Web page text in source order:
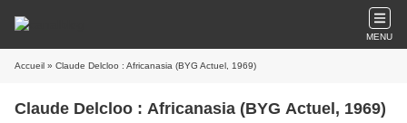
MENU
Accueil » Claude Delcloo : Africanasia (BYG Actuel, 1969)
Claude Delcloo : Africanasia (BYG Actuel, 1969)